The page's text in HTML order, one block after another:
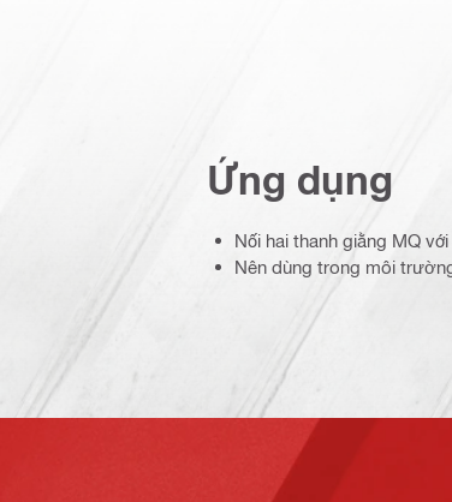
Ứng dụng
Nối hai thanh giằng MQ với
Nên dùng trong môi